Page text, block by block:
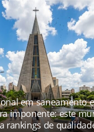
em saneamento e
imponente: este
rankings de